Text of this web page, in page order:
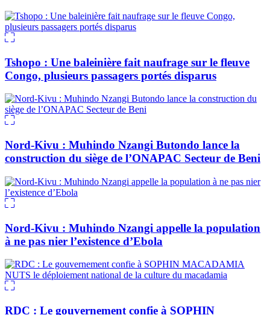
Tshopo : Une baleinière fait naufrage sur le fleuve
Congo, plusieurs passagers portés disparus
Nord-Kivu : Muhindo Nzangi Butondo lance la
construction du siège de l’ONAPAC Secteur de Beni
Nord-Kivu : Muhindo Nzangi appelle la population
à ne pas nier l’existence d’Ebola
RDC : Le gouvernement confie à SOPHIN